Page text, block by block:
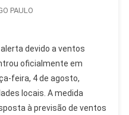
PAULO
devido a ventos
oficialmente em
feira, 4 de agosto,
locais. A medida
à previsão de ventos